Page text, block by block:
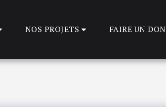
NOS PROJETS FAIRE UN DON